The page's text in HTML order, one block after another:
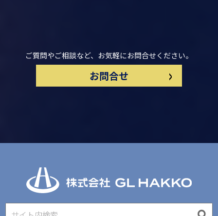
ご質問やご相談など、お気軽にお問合せください。
お問合せ >